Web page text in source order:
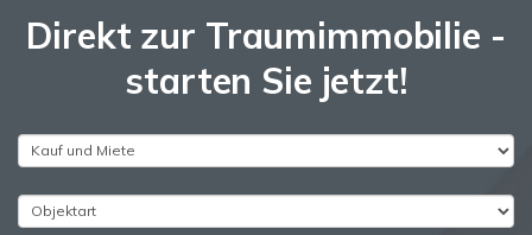
Direkt zur Traumimmobilie -
starten Sie jetzt!